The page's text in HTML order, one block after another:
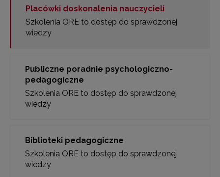
Placówki doskonalenia nauczycieli
Szkolenia ORE to dostęp do sprawdzonej
wiedzy
Publiczne poradnie psychologiczno-
pedagogiczne
Szkolenia ORE to dostęp do sprawdzonej
wiedzy
Biblioteki pedagogiczne
Szkolenia ORE to dostęp do sprawdzonej
wiedzy